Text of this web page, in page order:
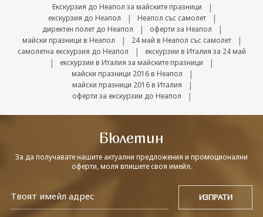
Екскурзия до Неапол за майските празници |
екскурзия до Неапол | Неапол със самолет |
директен полет до Неапол | оферти за Неапол |
майски празници в Неапол | 24 май в Неапол със самолет |
самолетна екскурзия до Неапол | екскурзии в Италия за 24 май
| екскурзии в Италия за майските празници |
майски празници 2016 в Неапол |
майски празници 2016 в Италия |
оферти за екскурзии до Неапол |
Бюлетин
За да получавате нашите актуални предложения и промоционални
оферти, моля впишете своя имейл.